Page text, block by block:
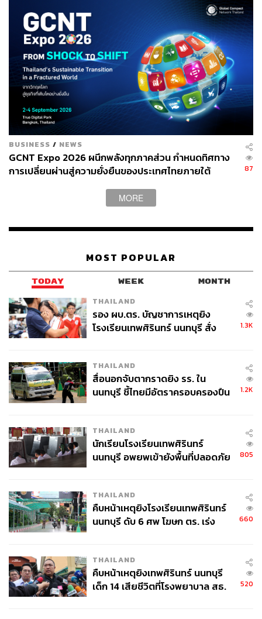
BUSINESS / NEWS
GCNT Expo 2026 ผนึกพลังทุกภาคส่วน กำหนดทิศทาง
การเปลี่ยนผ่านสู่ความยั่งยืนของประเทศไทยภายใต้
Sustainable Transition in a Fractured World”
87
MORE
MOST POPULAR
TODAY WEEK MONTH
THAILAND
รอง ผบ.ตร. บัญชาการเหตุยิง
โรงเรียนเทพศิรินทร์ นนทบุรี สั่ง
1.3K
THAILAND
สื่อนอกจับตากราดยิง รร. ใน
นนทบุรี ชี้ไทยมีอัตราครอบครองปืน
1.2K
THAILAND
นักเรียนโรงเรียนเทพศิรินทร์
นนทบุรี อพยพเข้ายังพื้นที่ปลอดภัย
805
THAILAND
คืบหน้าเหตุยิงโรงเรียนเทพศิรินทร์
นนทบุรี ดับ 6 ศพ โฆษก ตร. เร่ง
660
THAILAND
คืบหน้าเหตุยิงเทพศิรินทร์ นนทบุรี
เด็ก 14 เสียชีวิตที่โรงพยาบาล สธ.
520